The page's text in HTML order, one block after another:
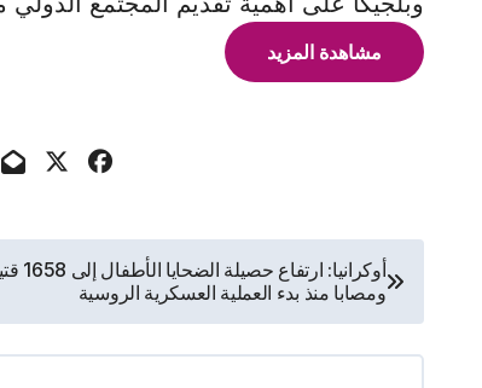
مشاهدة المزيد
تصفّح
المقالات
أوكرانيا: ارتفاع حصيلة
ومصابا منذ بدء العملية العسكرية الروسية